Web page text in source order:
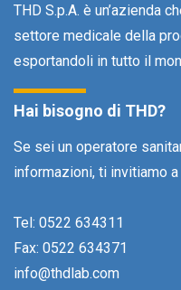
THD S.p.A. è un’azienda
settore medicale della
esportandoli in tutto il
Hai bisogno di THD?
Se sei un operatore
informazioni, ti invitiamo
Tel: 0522 634311
Fax: 0522 634371
info@thdlab.com